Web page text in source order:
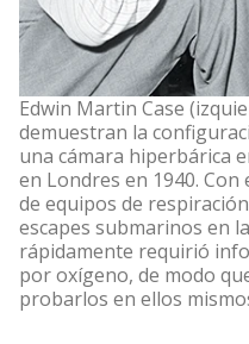
Edwin Martin Case
demuestran la
una cámara hiperbárica
en Londres en 1940.
de equipos de
escapes submarinos en
rápidamente requirió
por oxígeno, de modo
probarlos en ellos